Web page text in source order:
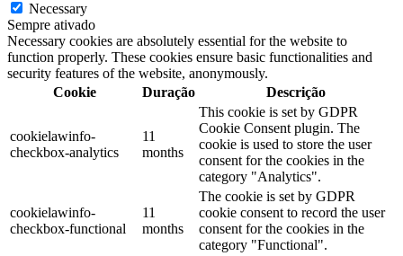
Necessary
Sempre ativado
Necessary cookies are absolutely essential for the website to
function properly. These cookies ensure basic functionalities and
security features of the website, anonymously.
Cookie
Duração Descrição
cookielawinfo-
checkbox-analytics
11
months
This cookie is set by GDPR
Cookie Consent plugin. The
cookie is used to store the user
consent for the cookies in the
category "Analytics".
cookielawinfo-
checkbox-functional
11
months
The cookie is set by GDPR
cookie consent to record the user
consent for the cookies in the
category "Functional".